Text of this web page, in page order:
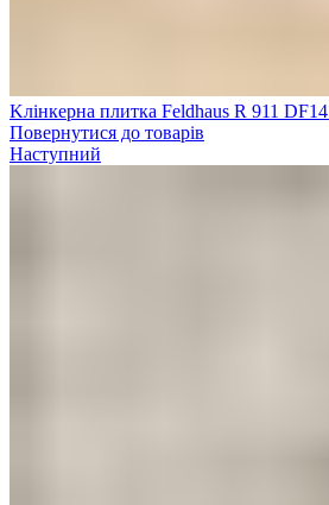
Kлінкерна плитка Feldhaus R 911 DF14
Повернутися до товарів
Наступний